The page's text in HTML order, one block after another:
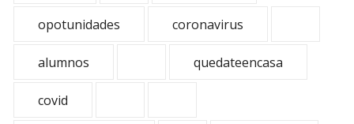
opotunidades coronavirus
alumnos quedateencasa
covid